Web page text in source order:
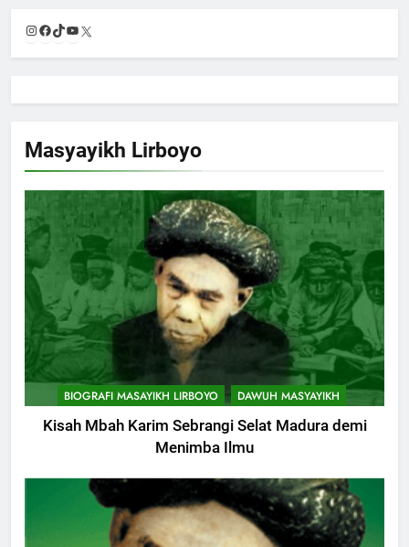
Instagram
Facebook
TikTok
YouTube
Masyayikh Lirboyo
BIOGRAFI MASAYIKH LIRBOYO DAWUH MASYAYIKH
Kisah Mbah Karim Sebrangi Selat Madura demi
Menimba Ilmu